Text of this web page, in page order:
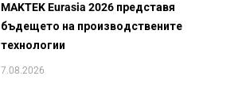
MAKTEK Eurasia 2026 представя
бъдещето на производствените
технологии
7.08.2026